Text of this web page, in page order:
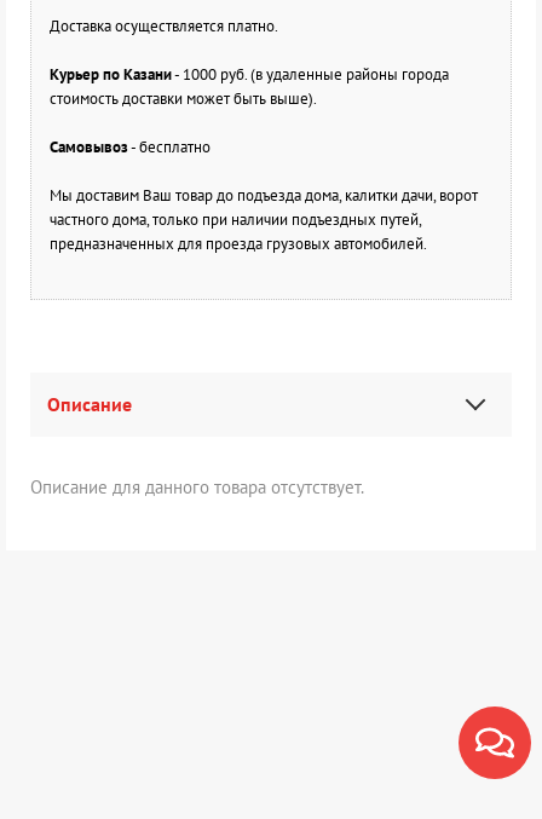
Доставка осуществляется платно.
Курьер по Казани- 1000 руб. (в удаленные районы города
стоимость доставки может быть выше).
Самовывоз- бесплатно
Мы доставим Ваш товар до подъезда дома, калитки дачи, ворот
частного дома, только при наличии подъездных путей,
предназначенных для проезда грузовых автомобилей.
Описание
Описание для данного товара отсутствует.